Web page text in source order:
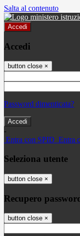
Salta al contenuto
Accedi
Accedi
button close ×
Password dimenticata?
-
Entra con SPID Entra
Seleziona utente
button close ×
Recupero
button close ×